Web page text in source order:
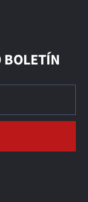
BOLETÍN